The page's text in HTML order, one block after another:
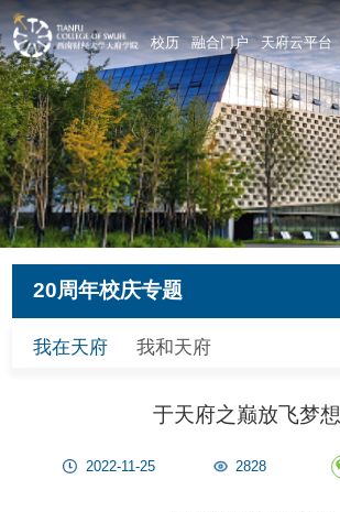
校历 融合门户 天府云平台
20周年校庆专题
我在天府 我和天府
于天府之巅放飞梦想
2022-11-25 2828